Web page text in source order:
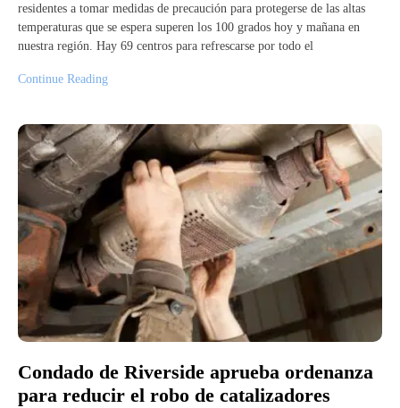
residentes a tomar medidas de precaución para protegerse de las altas
temperaturas que se espera superen los 100 grados hoy y mañana en
nuestra región. Hay 69 centros para refrescarse por todo el
Continue Reading
Condado de Riverside aprueba ordenanza
para reducir el robo de catalizadores